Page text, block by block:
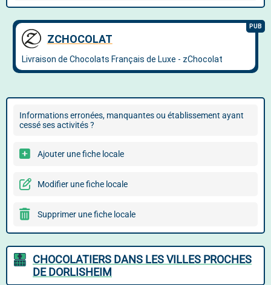
Informations erronées, manquantes ou établissement ayant
cessé ses activités ?
Ajouter une fiche locale
Modifier une fiche locale
Supprimer une fiche locale
CHOCOLATIERS DANS LES VILLES PROCHES
DE DORLISHEIM